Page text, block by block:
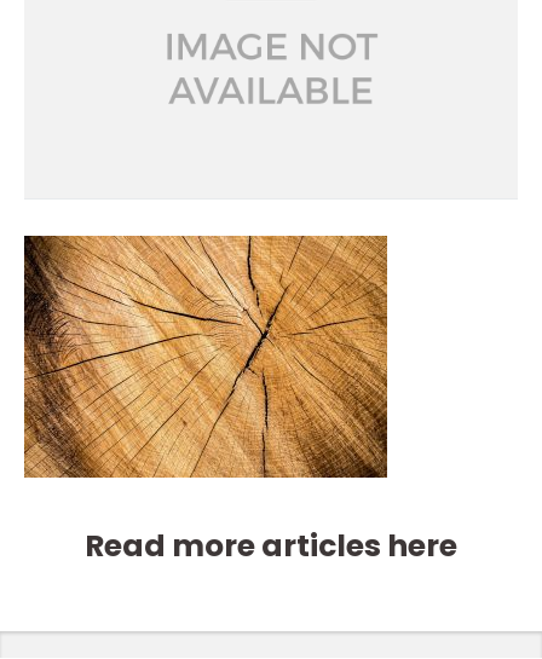
Read more articles here